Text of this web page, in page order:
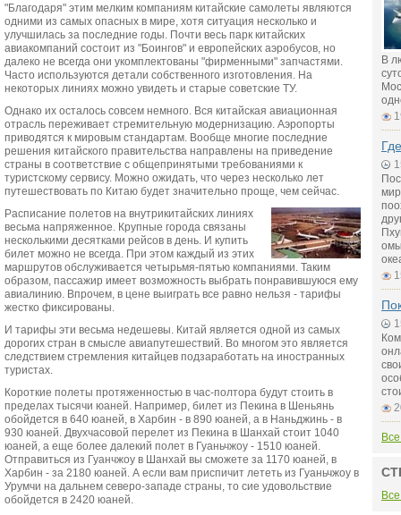
"Благодаря" этим мелким компаниям китайские самолеты являются
одними из самых опасных в мире, хотя ситуация несколько и
улучшилась за последние годы. Почти весь парк китайских
авиакомпаний состоит из "Боингов" и европейских аэробусов, но
далеко не всегда они укомплектованы "фирменными" запчастями.
Часто используются детали собственного изготовления. На
некоторых линиях можно увидеть и старые советские ТУ.
Однако их осталось совсем немного. Вся китайская авиационная
отрасль переживает стремительную модернизацию. Аэропорты
приводятся к мировым стандартам. Вообще многие последние
решения китайского правительства направлены на приведение
страны в соответствие с общепринятыми требованиями к
туристскому сервису. Можно ожидать, что через несколько лет
путешествовать по Китаю будет значительно проще, чем сейчас.
Расписание полетов на внутрикитайских линиях
весьма напряженное. Крупные города связаны
несколькими десятками рейсов в день. И купить
билет можно не всегда. При этом каждый из этих
маршрутов обслуживается четырьмя-пятью компаниями. Таким
образом, пассажир имеет возможность выбрать понравившуюся ему
авиалинию. Впрочем, в цене выиграть все равно нельзя - тарифы
жестко фиксированы.
И тарифы эти весьма недешевы. Китай является одной из самых
дорогих стран в смысле авиапутешествий. Во многом это является
следствием стремления китайцев подзаработать на иностранных
туристах.
Короткие полеты протяженностью в час-полтора будут стоить в
пределах тысячи юаней. Например, билет из Пекина в Шеньянь
обойдется в 640 юаней, в Харбин - в 890 юаней, а в Наньджинь - в
930 юаней. Двухчасовой перелет из Пекина в Шанхай стоит 1040
юаней, а еще более далекий полет в Гуаньчжоу - 1510 юаней.
Отправиться из Гуанчжоу в Шанхай вы сможете за 1170 юаней, в
Харбин - за 2180 юаней. А если вам приспичит лететь из Гуаньчжоу в
Урумчи на дальнем северо-западе страны, то сие удовольствие
обойдется в 2420 юаней.
В